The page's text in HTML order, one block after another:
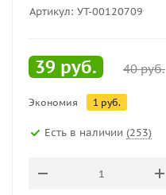
Артикул: УТ-00120709
39 руб. 40руб.
Экономия 1 руб.
Есть в наличии (253)